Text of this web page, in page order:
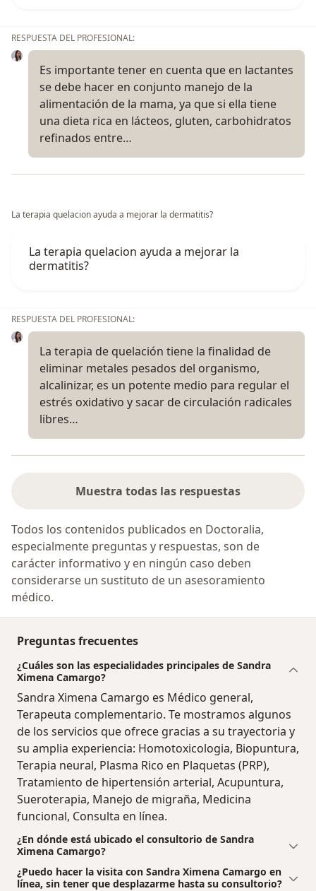
RESPUESTA DEL PROFESIONAL:
Es importante tener en cuenta que en lactantes
se debe hacer en conjunto manejo de la
alimentación de la mama, ya que si ella tiene
una dieta rica en lácteos, gluten, carbohidratos
refinados entre…
La terapia quelacion ayuda a mejorar la dermatitis?
La terapia quelacion ayuda a mejorar la
dermatitis?
RESPUESTA DEL PROFESIONAL:
La terapia de quelación tiene la finalidad de
eliminar metales pesados del organismo,
alcalinizar, es un potente medio para regular el
estrés oxidativo y sacar de circulación radicales
libres…
Muestra todas las respuestas
Todos los contenidos publicados en Doctoralia,
especialmente preguntas y respuestas, son de
carácter informativo y en ningún caso deben
considerarse un sustituto de un asesoramiento
médico.
Preguntas frecuentes
¿Cuáles son las especialidades principales de Sandra
Ximena Camargo?
Sandra Ximena Camargo es Médico general,
Terapeuta complementario. Te mostramos algunos
de los servicios que ofrece gracias a su trayectoria y
su amplia experiencia: Homotoxicologia, Biopuntura,
Terapia neural, Plasma Rico en Plaquetas (PRP),
Tratamiento de hipertensión arterial, Acupuntura,
Sueroterapia, Manejo de migraña, Medicina
funcional, Consulta en línea.
¿En dónde está ubicado el consultorio de Sandra
Ximena Camargo?
¿Puedo hacer la visita con Sandra Ximena Camargo en
línea, sin tener que desplazarme hasta su consultorio?